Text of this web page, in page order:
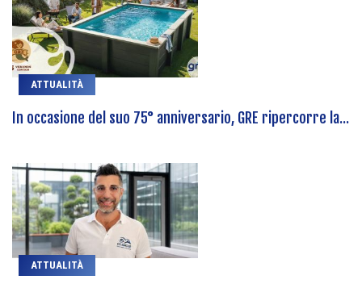
ATTUALITÀ
In occasione del suo 75° anniversario, GRE ripercorre la...
ATTUALITÀ